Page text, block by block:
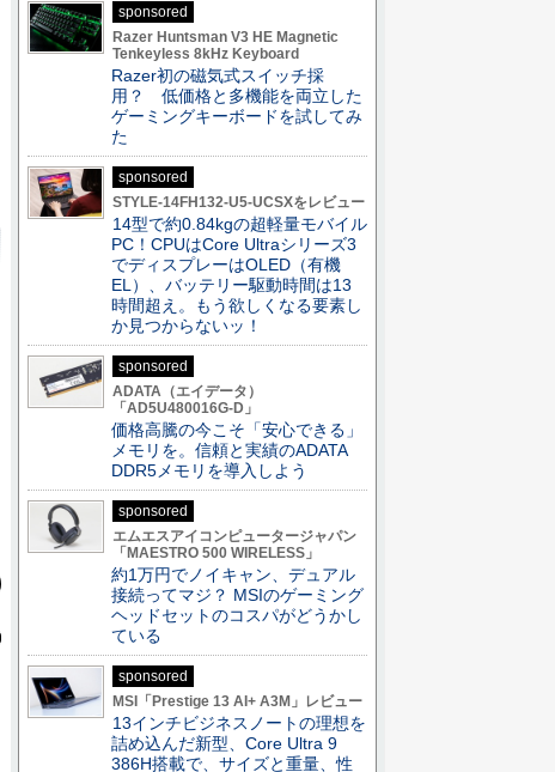
sponsored
Razer Huntsman V3 HE Magnetic
Tenkeyless 8kHz Keyboard
Razer初の磁気式スイッチ採
用？ 低価格と多機能を両立した
ゲーミングキーボードを試してみ
た
sponsored
STYLE-14FH132-U5-UCSXをレビュー
14型で約0.84kgの超軽量モバイル
PC！CPUはCore Ultraシリーズ3
でディスプレーはOLED（有機
EL）、バッテリー駆動時間は13
時間超え。もう欲しくなる要素し
か見つからないッ！
sponsored
ADATA（エイデータ）
「AD5U480016G-D」
価格高騰の今こそ「安心できる」
メモリを。信頼と実績のADATA
DDR5メモリを導入しよう
sponsored
エムエスアイコンピュータージャパン
「MAESTRO 500 WIRELESS」
約1万円でノイキャン、デュアル
接続ってマジ？ MSIのゲーミング
ヘッドセットのコスパがどうかし
ている
sponsored
MSI「Prestige 13 AI+ A3M」レビュー
13インチビジネスノートの理想を
詰め込んだ新型、Core Ultra 9
386H搭載で、サイズと重量、性